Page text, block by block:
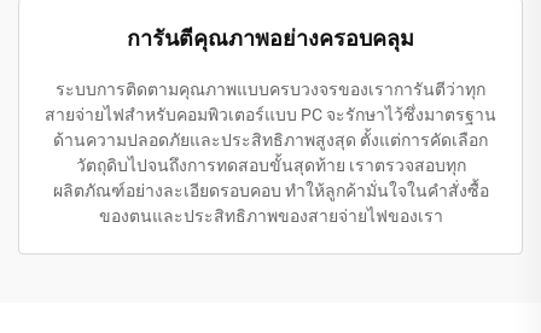
การันตีคุณภาพอย่างครอบคลุม
ระบบการติดตามคุณภาพแบบครบวงจรของเราการันตีว่าทุก
สายจ่ายไฟสำหรับคอมพิวเตอร์แบบ PC จะรักษาไว้ซึ่งมาตรฐาน
ด้านความปลอดภัยและประสิทธิภาพสูงสุด ตั้งแต่การคัดเลือก
วัตถุดิบไปจนถึงการทดสอบขั้นสุดท้าย เราตรวจสอบทุก
ผลิตภัณฑ์อย่างละเอียดรอบคอบ ทำให้ลูกค้ามั่นใจในคำสั่งซื้อ
ของตนและประสิทธิภาพของสายจ่ายไฟของเรา